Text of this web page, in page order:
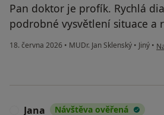
Pan doktor je profík. Rychlá
podrobné vysvětlení situace a
18. června 2026 • MUDr. Jan Sklenský • Jiný •
Jana Návštěva ověřená